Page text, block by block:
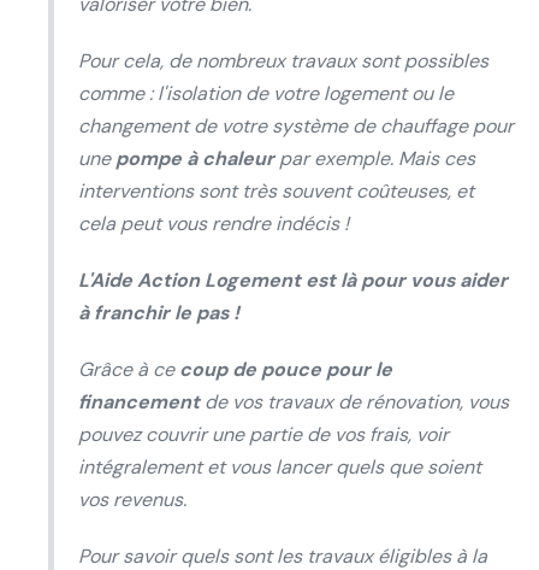
Pour cela, de nombreux travaux sont possibles
comme : l'isolation de votre logement ou le
changement de votre système de chauffage pour
unepompe à chaleurpar exemple. Mais ces
interventions sont très souvent coûteuses, et
cela peut vous rendre indécis !
L'Aide Action Logement est là pour vous aider
à franchir le pas !
Grâce à cecoup de pouce pour le
financementde vos travaux de rénovation, vous
pouvez couvrir une partie de vos frais, voir
intégralement et vous lancer quels que soient
vos revenus.
Pour savoir quels sont les travaux éligibles à la